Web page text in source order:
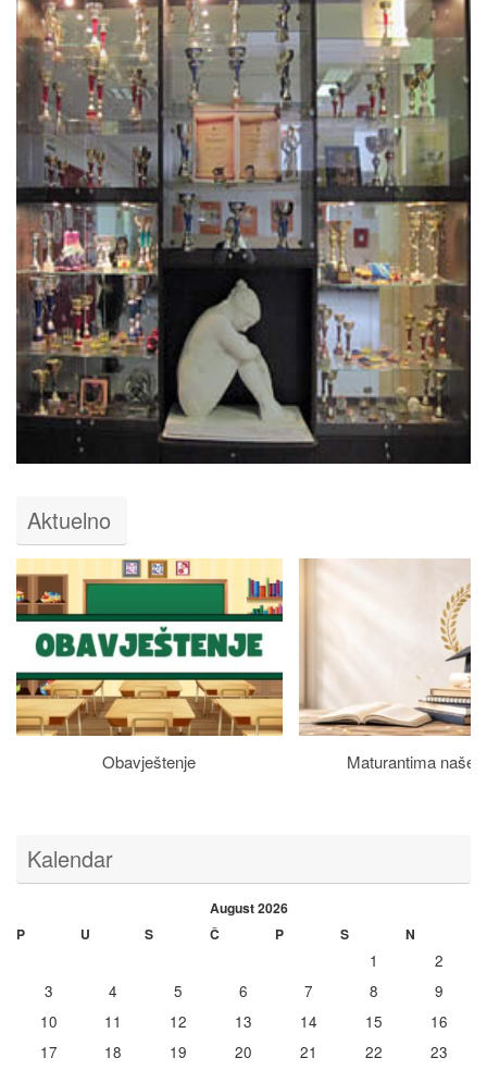
Aktuelno
Obavještenje Maturantima naše
Kalendar
August 2026
P
U S Č P S N
1
2
3
4 5 6 7 8
9
10
11 12 13 14 15
16
17
18 19 20 21 22
23